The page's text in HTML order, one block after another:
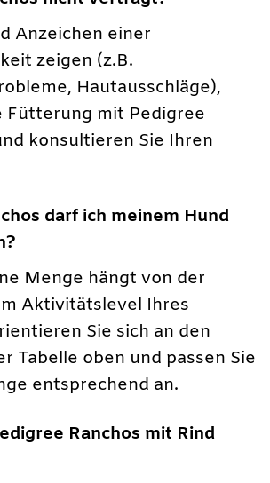
Anzeichen einer
zeigen (z.B.
Hautausschläge),
Fütterung mit Pedigree
konsultieren Sie Ihren
darf ich meinem Hund
Menge hängt von der
Aktivitätslevel Ihres
Sie sich an den
Tabelle oben und passen Sie
entsprechend an.
Ranchos mit Rind